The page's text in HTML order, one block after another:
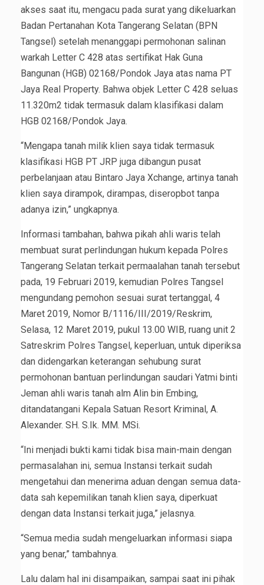
akses saat itu, mengacu pada surat yang dikeluarkan
Badan Pertanahan Kota Tangerang Selatan (BPN
Tangsel) setelah menanggapi permohonan salinan
warkah Letter C 428 atas sertifikat Hak Guna
Bangunan (HGB) 02168/Pondok Jaya atas nama PT
Jaya Real Property. Bahwa objek Letter C 428 seluas
11.320m2 tidak termasuk dalam klasifikasi dalam
HGB 02168/Pondok Jaya.
“Mengapa tanah milik klien saya tidak termasuk
klasifikasi HGB PT JRP juga dibangun pusat
perbelanjaan atau Bintaro Jaya Xchange, artinya tanah
klien saya dirampok, dirampas, diseropbot tanpa
adanya izin,” ungkapnya.
Informasi tambahan, bahwa pikah ahli waris telah
membuat surat perlindungan hukum kepada Polres
Tangerang Selatan terkait permaalahan tanah tersebut
pada, 19 Februari 2019, kemudian Polres Tangsel
mengundang pemohon sesuai surat tertanggal, 4
Maret 2019, Nomor B/1116/III/2019/Reskrim,
Selasa, 12 Maret 2019, pukul 13.00 WIB, ruang unit 2
Satreskrim Polres Tangsel, keperluan, untuk diperiksa
dan didengarkan keterangan sehubung surat
permohonan bantuan perlindungan saudari Yatmi binti
Jeman ahli waris tanah alm Alin bin Embing,
ditandatangani Kepala Satuan Resort Kriminal, A.
Alexander. SH. S.Ik. MM. MSi.
“Ini menjadi bukti kami tidak bisa main-main dengan
permasalahan ini, semua Instansi terkait sudah
mengetahui dan menerima aduan dengan semua data-
data sah kepemilikan tanah klien saya, diperkuat
dengan data Instansi terkait juga,” jelasnya.
“Semua media sudah mengeluarkan informasi siapa
yang benar,” tambahnya.
Lalu dalam hal ini disampaikan, sampai saat ini pihak